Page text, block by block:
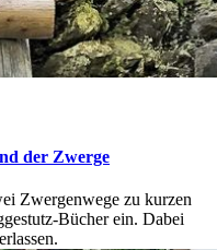
der Zwerge
Zwergenwege zu kurzen
Bücher ein. Dabei